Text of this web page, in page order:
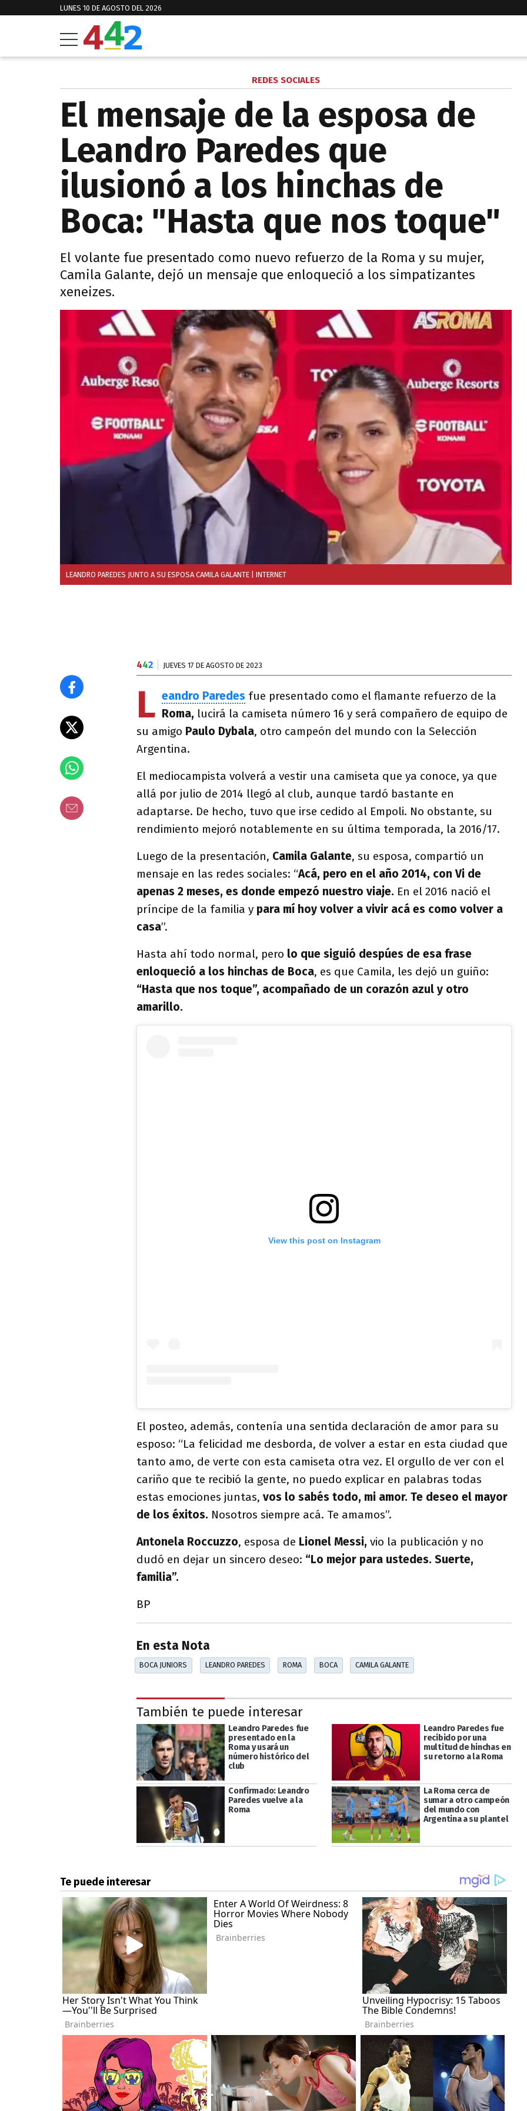
LUNES 10 DE AGOSTO DEL 2026
REDES SOCIALES
El mensaje de la esposa de
Leandro Paredes que
ilusionó a los hinchas de
Boca: "Hasta que nos toque"
El volante fue presentado como nuevo refuerzo de la Roma y su mujer,
Camila Galante, dejó un mensaje que enloqueció a los simpatizantes
xeneizes.
LEANDRO PAREDES JUNTO A SU ESPOSA CAMILA GALANTE | INTERNET
442 JUEVES 17 DE AGOSTO DE 2023
L eandro Paredes fue presentado como el flamante refuerzo de la
Roma, lucirá la camiseta número 16 y será compañero de equipo de
su amigo Paulo Dybala, otro campeón del mundo con la Selección
Argentina.
El mediocampista volverá a vestir una camiseta que ya conoce, ya que
allá por julio de 2014 llegó al club, aunque tardó bastante en
adaptarse. De hecho, tuvo que irse cedido al Empoli. No obstante, su
rendimiento mejoró notablemente en su última temporada, la 2016/17.
Luego de la presentación, Camila Galante, su esposa, compartió un
mensaje en las redes sociales: “Acá, pero en el año 2014, con Vi de
apenas 2 meses, es donde empezó nuestro viaje. En el 2016 nació el
príncipe de la familia y para mí hoy volver a vivir acá es como volver a
casa”.
Hasta ahí todo normal, pero lo que siguió despúes de esa frase
enloqueció a los hinchas de Boca, es que Camila, les dejó un guiño:
“Hasta que nos toque”, acompañado de un corazón azul y otro
amarillo.
View this post on Instagram
El posteo, además, contenía una sentida declaración de amor para su
esposo: “La felicidad me desborda, de volver a estar en esta ciudad que
tanto amo, de verte con esta camiseta otra vez. El orgullo de ver con el
cariño que te recibió la gente, no puedo explicar en palabras todas
estas emociones juntas, vos lo sabés todo, mi amor. Te deseo el mayor
de los éxitos. Nosotros siempre acá. Te amamos”.
Antonela Roccuzzo, esposa de Lionel Messi, vio la publicación y no
dudó en dejar un sincero deseo: “Lo mejor para ustedes. Suerte,
familia”.
BP
En esta Nota
BOCA JUNIORS LEANDRO PAREDES ROMA BOCA CAMILA GALANTE
También te puede interesar
Leandro Paredes fue
presentado en la
Roma y usará un
número histórico del
club
Leandro Paredes fue
recibido por una
multitud de hinchas en
su retorno a la Roma
Confirmado: Leandro
Paredes vuelve a la
Roma
La Roma cerca de
sumar a otro campeón
del mundo con
Argentina a su plantel